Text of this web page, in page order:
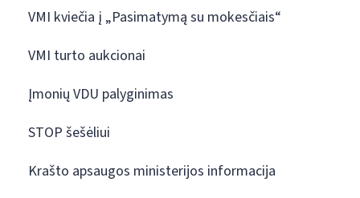
VMI kviečia į „Pasimatymą su mokesčiais“
VMI turto aukcionai
Įmonių VDU palyginimas
STOP šešėliui
Krašto apsaugos ministerijos informacija